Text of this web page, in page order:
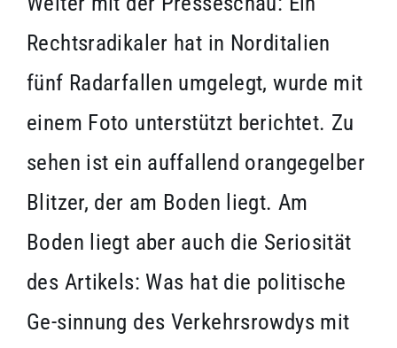
Rechtsradikaler hat in Norditalien
fünf Radarfallen umgelegt, wurde mit
einem Foto unterstützt berichtet. Zu
sehen ist ein auffallend orangegelber
Blitzer, der am Boden liegt. Am
Boden liegt aber auch die Seriosität
des Artikels: Was hat die politische
Ge-sinnung des Verkehrsrowdys mit